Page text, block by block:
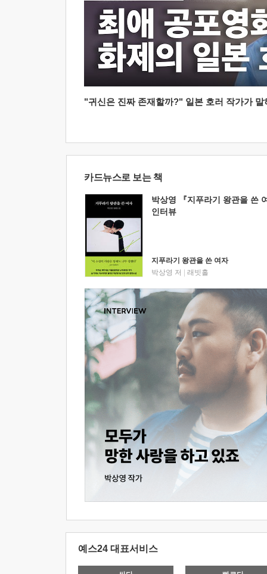
"귀신은 진짜 존재할까?" 일본 호러 작가가
카드뉴스로 보는 책
박상영 『지푸라기 왕관을 쓴
인터뷰
지푸라기 왕관을 쓴 여자
박상영 저
래빗홀
예스24 대표서비스